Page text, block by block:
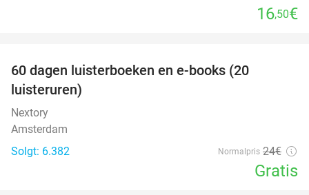
16,50€
60 dagen luisterboeken en e-books (20
luisteruren)
Nextory
Amsterdam
Solgt: 6.382
Normalpris 24€
Gratis